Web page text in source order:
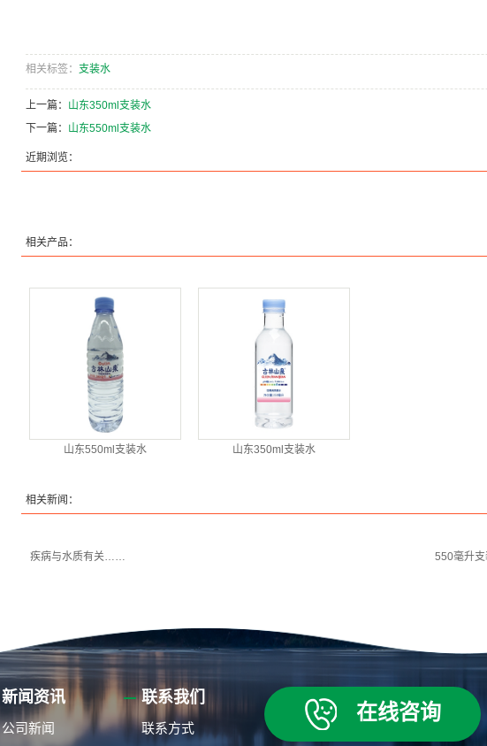
相关标签： 支装水
上一篇： 山东350ml支装水
下一篇： 山东550ml支装水
近期浏览：
相关产品：
山东550ml支装水 山东350ml支装水
相关新闻：
疾病与水质有关…… 550毫升
新闻资讯
公司新闻
联系我们
联系方式
在线咨询